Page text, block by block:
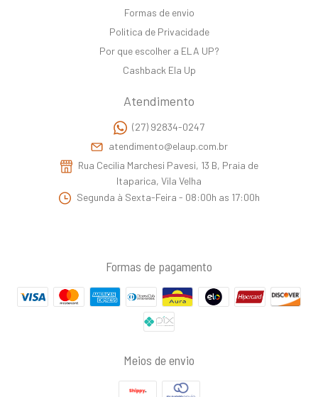
Formas de envio
Politica de Privacidade
Por que escolher a ELA UP?
Cashback Ela Up
Atendimento
(27) 92834-0247
atendimento@elaup.com.br
Rua Cecilia Marchesi Pavesi, 13 B, Praia de
Itaparica, Vila Velha
Segunda à Sexta-Feira - 08:00h as 17:00h
Formas de pagamento
Meios de envio